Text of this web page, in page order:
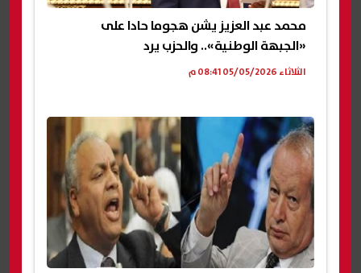
محمد عبد العزيز يشن هجوما حادا على
«الجبهة الوطنية».. والحزب يرد
الثلاثاء 05/05/2026 08:41 م